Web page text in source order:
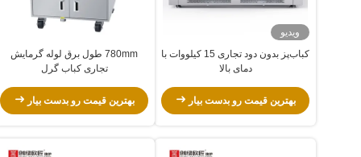
ویدیو
کباب‌پز بدون دود تجاری 15 کیلووات با
دمای بالا
بهترین قیمت رو بدست بیار
780mm طول برق لوله گرمایش
تجاری کباب گرل
بهترین قیمت رو بدست بیار